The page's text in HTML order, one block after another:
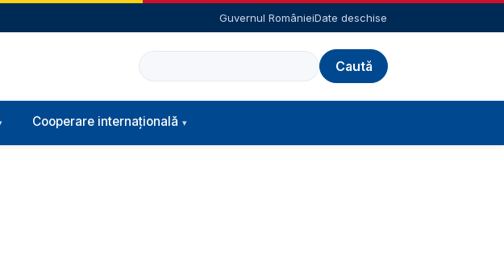
Guvernul RomânieiDate deschise
Caută
Cooperare internațională